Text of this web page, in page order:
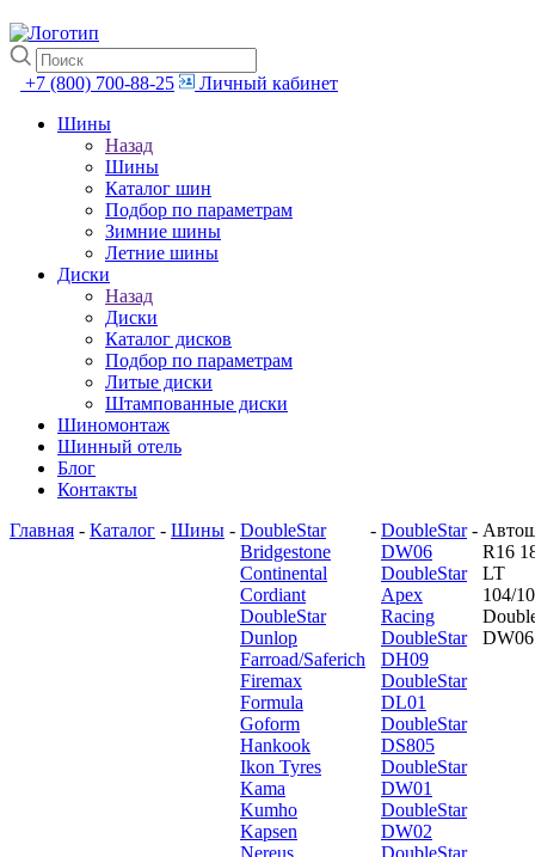
+7 (800) 700-88-25
Личный кабинет
Шины
Назад
Шины
Каталог шин
Подбор по параметрам
Зимние шины
Летние шины
Диски
Назад
Диски
Каталог дисков
Подбор по параметрам
Литые диски
Штампованные диски
Шиномонтаж
Шинный отель
Блог
Контакты
Главная - Каталог - Шины - DoubleStar
Bridgestone
Continental
Cordiant
DoubleStar
Dunlop
Farroad/Saferich
Firemax
Formula
Goform
Hankook
Ikon Tyres
Kama
Kumho
Kapsen
Nereus
- DoubleStar
DW06
DoubleStar
Apex
Racing
DoubleStar
DH09
DoubleStar
DL01
DoubleStar
DS805
DoubleStar
DW01
DoubleStar
DW02
DoubleStar
-
R16
LT
104/
DW06